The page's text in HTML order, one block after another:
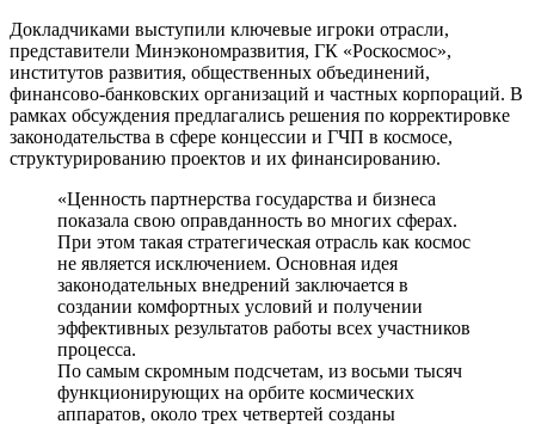
Докладчиками выступили ключевые игроки отрасли,
представители Минэкономразвития, ГК «Роскосмос»,
институтов развития, общественных объединений,
финансово-банковских организаций и частных корпораций. В
рамках обсуждения предлагались решения по корректировке
законодательства в сфере концессии и ГЧП в космосе,
структурированию проектов и их финансированию.
«Ценность партнерства государства и бизнеса
показала свою оправданность во многих сферах.
При этом такая стратегическая отрасль как космос
не является исключением. Основная идея
законодательных внедрений заключается в
создании комфортных условий и получении
эффективных результатов работы всех участников
процесса.
По самым скромным подсчетам, из восьми тысяч
функционирующих на орбите космических
аппаратов, около трех четвертей созданы